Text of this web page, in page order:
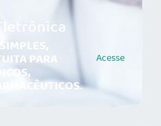
PARA Acesse